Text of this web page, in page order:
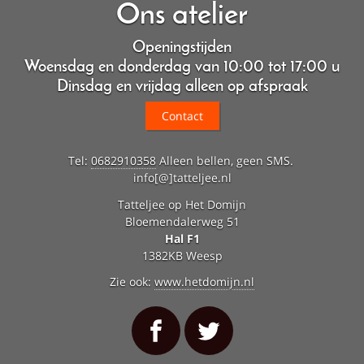
Ons atelier
Openingstijden
Woensdag en donderdag van 10:00 tot 17:00 u
Dinsdag en vrijdag alleen op afspraak
Contact
Tel: 0682910358Alleen bellen, geen SMS.
info[@]tatteljee.nl
Tatteljee op Het Domijn
Bloemendalerweg 51
Hal F1
1382KB Weesp
Zie ook: www.hetdomijn.nl